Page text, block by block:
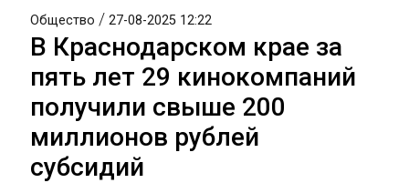
Общество / 27-08-2025 12:22
В Краснодарском крае за
пять лет 29 кинокомпаний
получили свыше 200
миллионов рублей
субсидий